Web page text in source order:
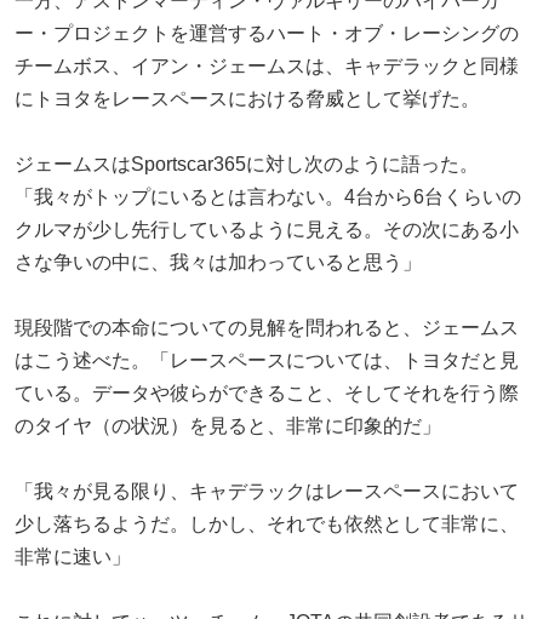
ー・プロジェクトを運営するハート・オブ・レーシングの
チームボス、イアン・ジェームスは、キャデラックと同様
にトヨタをレースペースにおける脅威として挙げた。
ジェームスはSportscar365に対し次のように語った。
「我々がトップにいるとは言わない。4台から6台くらいの
クルマが少し先行しているように見える。その次にある小
さな争いの中に、我々は加わっていると思う」
現段階での本命についての見解を問われると、ジェームス
はこう述べた。「レースペースについては、トヨタだと見
ている。データや彼らができること、そしてそれを行う際
のタイヤ（の状況）を見ると、非常に印象的だ」
「我々が見る限り、キャデラックはレースペースにおいて
少し落ちるようだ。しかし、それでも依然として非常に、
非常に速い」